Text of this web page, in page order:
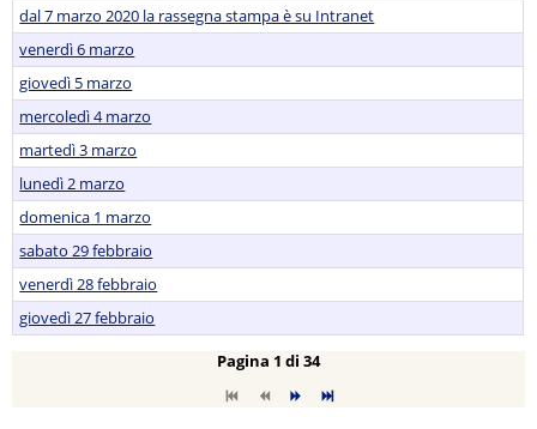
dal 7 marzo 2020 la rassegna stampa è su Intranet
venerdì 6 marzo
giovedì 5 marzo
mercoledì 4 marzo
martedì 3 marzo
lunedì 2 marzo
domenica 1 marzo
sabato 29 febbraio
venerdì 28 febbraio
giovedì 27 febbraio
Pagina 1 di 34